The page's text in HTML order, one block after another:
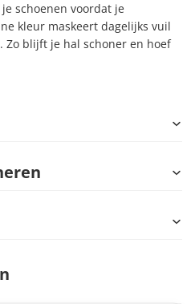
schoenen voordat je
kleur maskeert dagelijks vuil
Zo blijft je hal schoner en hoef